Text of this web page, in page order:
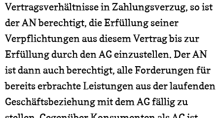
Vertragsverhältnisse in Zahlungsverzug, so ist
der AN berechtigt, die Erfüllung seiner
Verpflichtungen aus diesem Vertrag bis zur
Erfüllung durch den AG einzustellen. Der AN
ist dann auch berechtigt, alle Forderungen für
bereits erbrachte Leistungen aus der laufenden
Geschäftsbeziehung mit dem AG fällig zu